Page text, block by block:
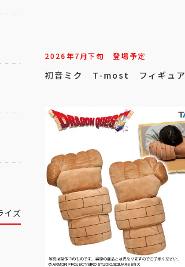
イズ
2026年7月下旬 登場予定
初音ミク T-most フィギュア